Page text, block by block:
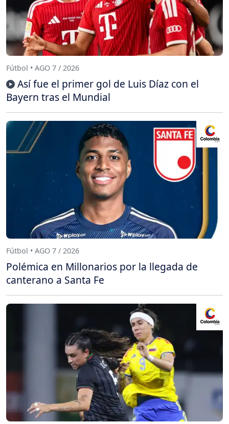
Fútbol • AGO 7 / 2026
Así fue el primer gol de Luis Díaz con el
Bayern tras el Mundial
Fútbol • AGO 7 / 2026
Polémica en Millonarios por la llegada de
canterano a Santa Fe